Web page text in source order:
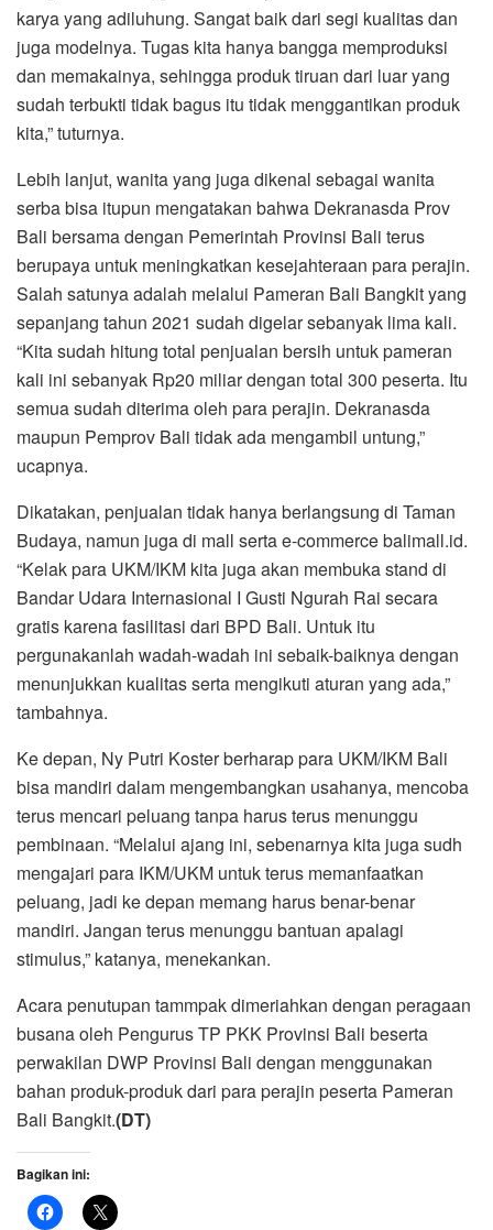
karya yang adiluhung. Sangat baik dari segi kualitas dan
juga modelnya. Tugas kita hanya bangga memproduksi
dan memakainya, sehingga produk tiruan dari luar yang
sudah terbukti tidak bagus itu tidak menggantikan produk
kita,” tuturnya.
Lebih lanjut, wanita yang juga dikenal sebagai wanita
serba bisa itupun mengatakan bahwa Dekranasda Prov
Bali bersama dengan Pemerintah Provinsi Bali terus
berupaya untuk meningkatkan kesejahteraan para perajin.
Salah satunya adalah melalui Pameran Bali Bangkit yang
sepanjang tahun 2021 sudah digelar sebanyak lima kali.
“Kita sudah hitung total penjualan bersih untuk pameran
kali ini sebanyak Rp20 miliar dengan total 300 peserta. Itu
semua sudah diterima oleh para perajin. Dekranasda
maupun Pemprov Bali tidak ada mengambil untung,”
ucapnya.
Dikatakan, penjualan tidak hanya berlangsung di Taman
Budaya, namun juga di mall serta e-commerce balimall.id.
“Kelak para UKM/IKM kita juga akan membuka stand di
Bandar Udara Internasional I Gusti Ngurah Rai secara
gratis karena fasilitasi dari BPD Bali. Untuk itu
pergunakanlah wadah-wadah ini sebaik-baiknya dengan
menunjukkan kualitas serta mengikuti aturan yang ada,”
tambahnya.
Ke depan, Ny Putri Koster berharap para UKM/IKM Bali
bisa mandiri dalam mengembangkan usahanya, mencoba
terus mencari peluang tanpa harus terus menunggu
pembinaan. “Melalui ajang ini, sebenarnya kita juga sudh
mengajari para IKM/UKM untuk terus memanfaatkan
peluang, jadi ke depan memang harus benar-benar
mandiri. Jangan terus menunggu bantuan apalagi
stimulus,” katanya, menekankan.
Acara penutupan tammpak dimeriahkan dengan peragaan
busana oleh Pengurus TP PKK Provinsi Bali beserta
perwakilan DWP Provinsi Bali dengan menggunakan
bahan produk-produk dari para perajin peserta Pameran
Bali Bangkit.(DT)
Bagikan ini: